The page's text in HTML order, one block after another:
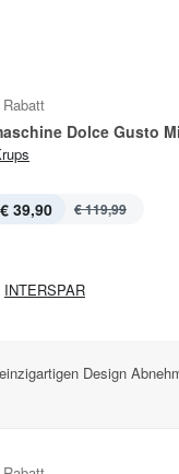
Rabatt
Dolce Gusto
€ 39,90 € 119,99
INTERSPAR
Design